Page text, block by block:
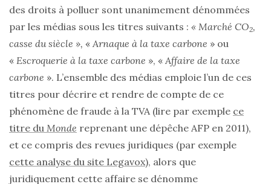
des droits à polluer sont unanimement dénommées
par les médias sous les titres suivants : « Marché CO2,
casse du siècle », « Arnaque à la taxe carbone » ou
« Escroquerie à la taxe carbone », « Affaire de la taxe
carbone ». L’ensemble des médias emploie l’un de ces
titres pour décrire et rendre de compte de ce
phénomène de fraude à la TVA (lire par exemple ce
titre du Monde reprenant une dépêche AFP en 2011),
et ce compris des revues juridiques (par exemple
cette analyse du site Legavox), alors que
juridiquement cette affaire se dénomme